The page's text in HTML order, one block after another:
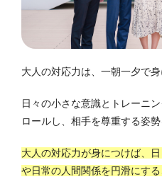
大人の対応力は、一朝一夕で
日々の小さな意識とトレーニ
ロールし、相手を尊重する姿勢
大人の対応力が身につけば、
や日常の人間関係を円滑にす